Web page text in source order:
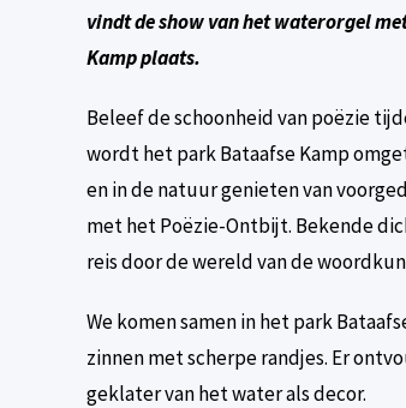
vindt de show van het waterorgel
Kamp plaats.
Beleef de schoonheid van poëzie
wordt het park Bataafse Kamp
en in de natuur genieten van
met het Poëzie-Ontbijt. Bekende
reis door de wereld van de
We komen samen in het park
zinnen met scherpe randjes. Er
geklater van het water als decor.